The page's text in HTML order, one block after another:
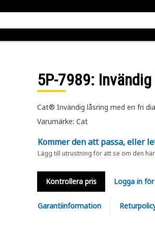
5P-7989:
Cat® Invändig låsring med en fri
Varumärke: Cat
Kommer den att passa, eller
Lägg till utrustning för att se om den
Kontrollera pris Logga in
Garantiinformation